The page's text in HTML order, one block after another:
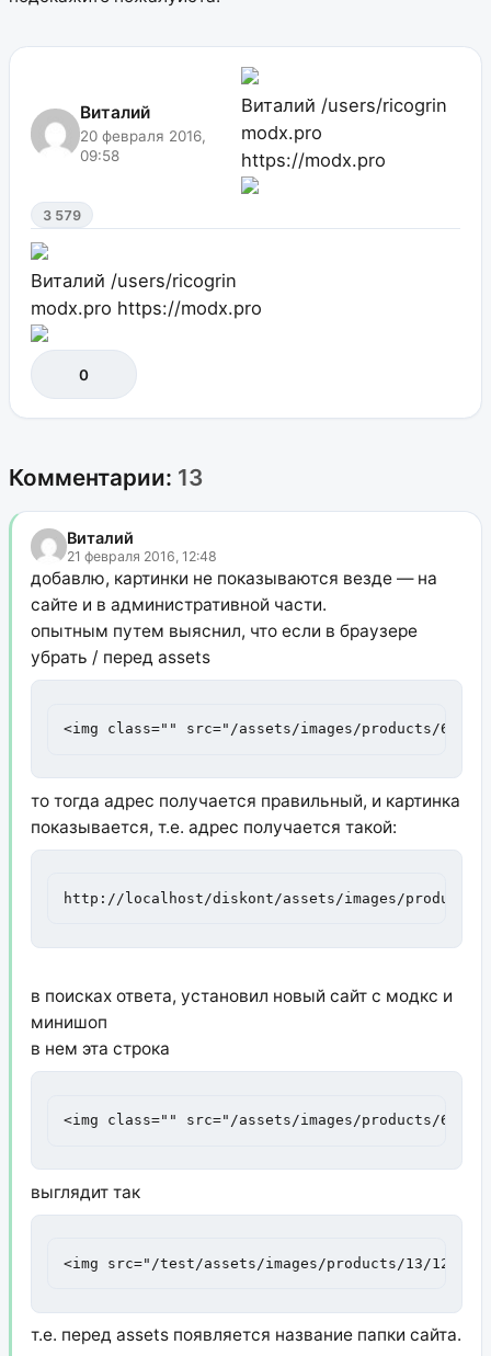
Виталий
20 февраля 2016,
09:58
Виталий /users/ricogrin
modx.pro
https://modx.pro
3 579
Виталий /users/ricogrin
modx.pro https://modx.pro
0
Комментарии: 13
Виталий
21 февраля 2016, 12:48
добавлю, картинки не показываются везде — на
сайте и в административной части.
опытным путем выяснил, что если в браузере
убрать / перед assets
<img class="" src="/assets/images/products/64/
то тогда адрес получается правильный, и картинка
показывается, т.е. адрес получается такой:
http://localhost/diskont/assets/images/products/
в поисках ответа, установил новый сайт с модкс и
минишоп
в нем эта строка
<img class="" src="/assets/images/products/64/
выглядит так
<img src="/test/assets/images/products/13/
т.е. перед assets появляется название папки сайта.